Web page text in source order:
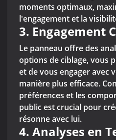
moments optimaux,
l'engagement et la
3. Engagement
Le panneau offre des
options de ciblage, vous
et de vous engager avec
manière plus efficace.
préférences et les
public est crucial pour
résonne avec lui.
4. Analyses en